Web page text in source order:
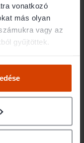
vonatkozó
más olyan
vagy az
gyűjtöttek.
fszt.1.